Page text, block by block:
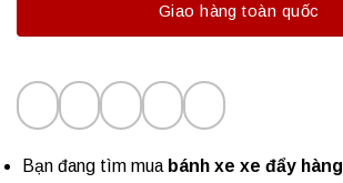
Giao hàng toàn quốc
Bạn đang tìm mua bánh xe xe đẩy hàng